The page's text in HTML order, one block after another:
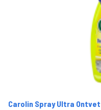
Carolin Spray Ultra